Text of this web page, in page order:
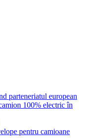
parteneriatul european
100% electric în
pentru camioane